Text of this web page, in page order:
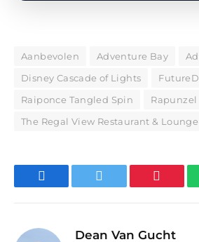
Aanbevolen Adventure Bay
Disney Cascade of Lights
Raiponce Tangled Spin
Rapunzel
The Regal View Restaurant & Lounge
Facebook Twitter
Dean Van Gucht